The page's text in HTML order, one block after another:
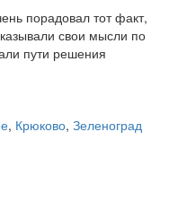
порадовал тот факт,
свои мысли по
пути решения
, Крюково, Зеленоград